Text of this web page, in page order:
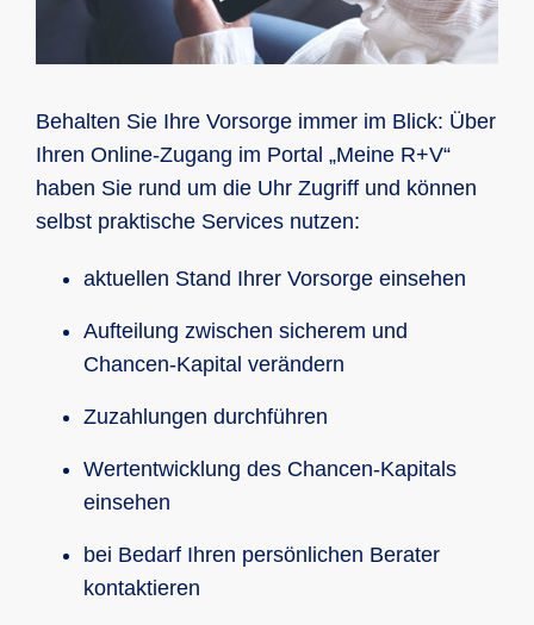
Behalten Sie Ihre Vorsorge immer im Blick: Über
Ihren Online-Zugang im Portal „Meine R+V“
haben Sie rund um die Uhr Zugriff und können
selbst praktische Services nutzen:
aktuellen Stand Ihrer Vorsorge einsehen
Aufteilung zwischen sicherem und
Chancen-Kapital verändern
Zuzahlungen durchführen
Wertentwicklung des Chancen-Kapitals
einsehen
bei Bedarf Ihren persönlichen Berater
kontaktieren